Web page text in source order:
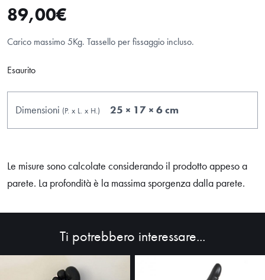
89,00€
Carico massimo 5Kg. Tassello per fissaggio incluso.
Esaurito
Dimensioni (P. x L. x H.) 25 × 17 × 6 cm
Le misure sono calcolate considerando il prodotto appeso a
parete. La profondità è la massima sporgenza dalla parete.
Ti potrebbero interessare...